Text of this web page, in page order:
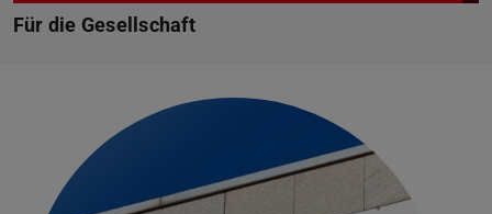
Für die Gesellschaft